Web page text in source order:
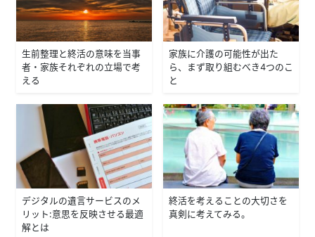
生前整理と終活の意味を当事
者・家族それぞれの立場で考
える
家族に介護の可能性が出た
ら、まず取り組むべき4つのこ
と
デジタルの遺言サービスのメ
リット：意思を反映させる最適
解とは
終活を考えることの大切さを
真剣に考えてみる。